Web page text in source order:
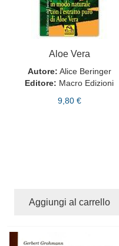
Aloe Vera
Autore: Alice Beringer
Editore: Macro Edizioni
9,80 €
Aggiungi al carrello